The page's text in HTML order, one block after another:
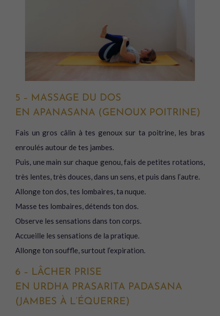
5 – MASSAGE DU DOS
EN APANASANA (GENOUX POITRINE)
Fais un gros câlin à tes genoux sur ta poitrine, les bras
enroulés autour de tes jambes.
Puis, une main sur chaque genou, fais de petites rotations,
très lentes, très douces, dans un sens, et puis dans l’autre.
Allonge ton dos, tes lombaires, ta nuque.
Masse tes lombaires, détends ton dos.
Observe les sensations dans ton corps.
Accueille les sensations de la pratique.
Allonge ton souffle, surtout l’expiration.
6 – LÂCHER PRISE
EN URDHA PRASARITA PADASANA
(JAMBES À L’ÉQUERRE)